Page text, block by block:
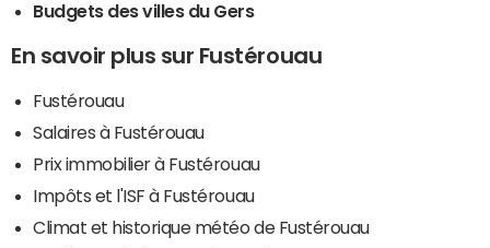
Budgets des villes du Gers
En savoir plus sur Fustérouau
Fustérouau
Salaires à Fustérouau
Prix immobilier à Fustérouau
Impôts et l'ISF à Fustérouau
Climat et historique météo de Fustérouau